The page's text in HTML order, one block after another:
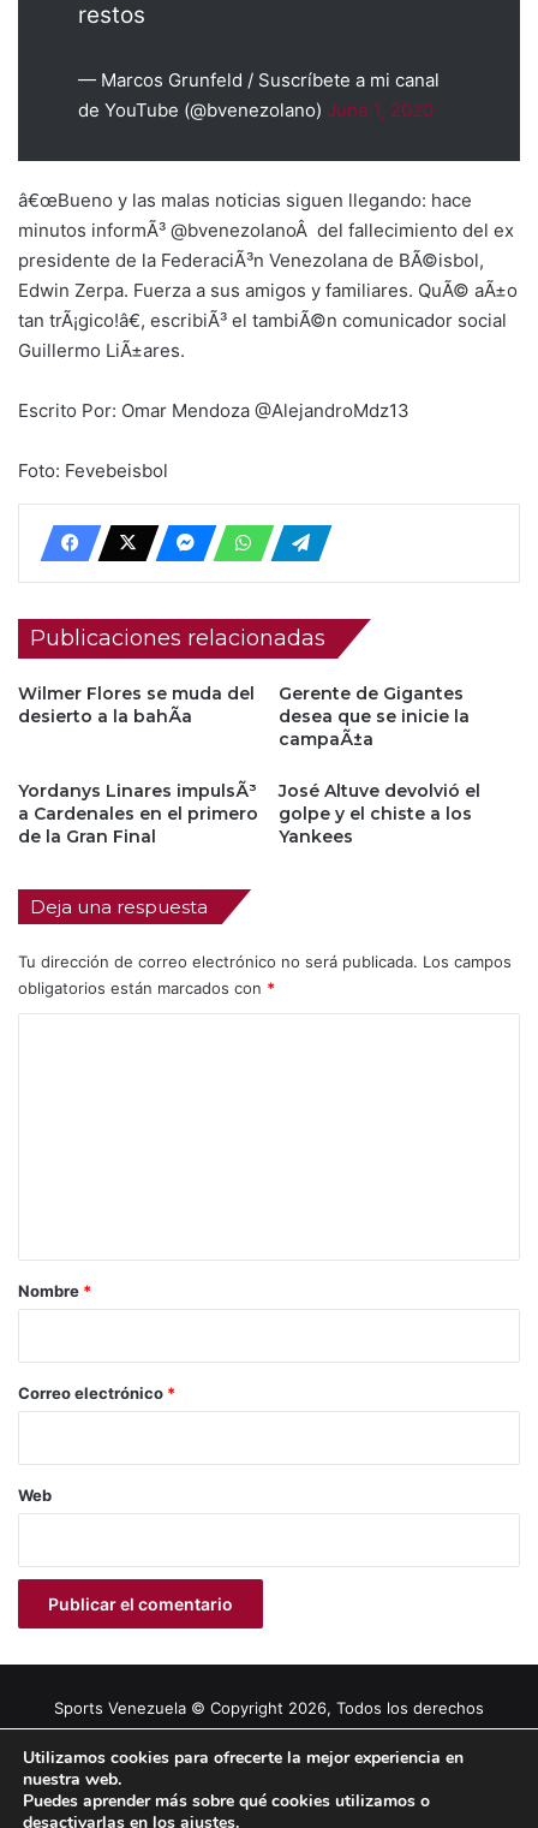
restos
— Marcos Grunfeld / Suscríbete a mi canal
de YouTube (@bvenezolano) June 1, 2020
â€œBueno y las malas noticias siguen llegando: hace
minutos informÃ³ @bvenezolanoÂ del fallecimiento del ex
presidente de la FederaciÃ³n Venezolana de BÃ©isbol,
Edwin Zerpa. Fuerza a sus amigos y familiares. QuÃ© aÃ±o
tan trÃ¡gico!â€, escribiÃ³ el tambiÃ©n comunicador social
Guillermo LiÃ±ares.
Escrito Por: Omar Mendoza @AlejandroMdz13
Foto: Fevebeisbol
Publicaciones relacionadas
Wilmer Flores se muda del
desierto a la bahÃ­a
Gerente de Gigantes
desea que se inicie la
campaÃ±a
Yordanys Linares impulsÃ³
a Cardenales en el primero
de la Gran Final
José Altuve devolvió el
golpe y el chiste a los
Yankees
Deja una respuesta
Tu dirección de correo electrónico no será publicada. Los campos
obligatorios están marcados con *
r
*
Nombre *
Correo electrónico *
Web
Sports Venezuela © Copyright 2026, Todos los derechos
Facebook
X YouTubeInstagram
Utilizamos cookies para ofrecerte la mejor experiencia en
nuestra web.
Puedes aprender más sobre qué cookies utilizamos o
desactivarlas en los ajustes.